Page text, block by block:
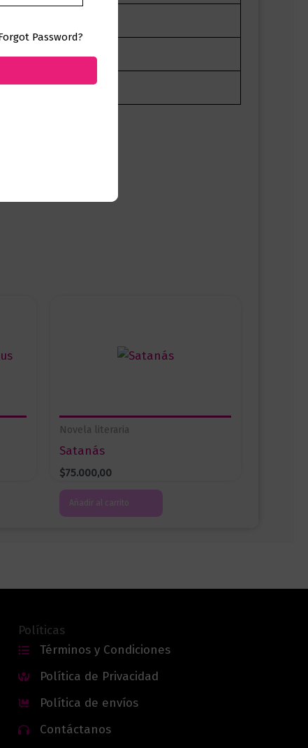
Novela literaria
Satanás
$75.000,00
Añadir al carrito
Políticas
Términos y Condiciones
Política de Privacidad
Política de envíos
Contáctanos
Password?